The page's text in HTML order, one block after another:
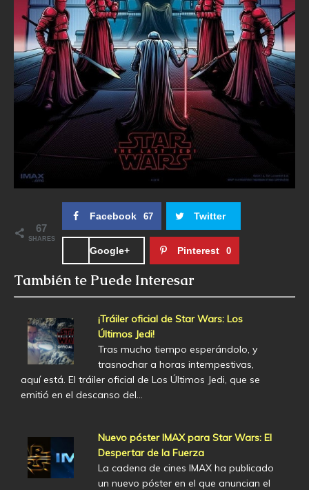
67
SHARES
Facebook 67 Twitter
Google+ Pinterest 0
También te Puede Interesar
¡Tráiler oficial de Star Wars: Los
Últimos Jedi!
Tras mucho tiempo esperándolo, y
trasnochar a horas intempestivas,
aquí está. El tráiler oficial de Los Últimos Jedi, que se
emitió en el descanso del…
Nuevo póster IMAX para Star Wars: El
Despertar de la Fuerza
La cadena de cines IMAX ha publicado
un nuevo póster en el que anuncian el